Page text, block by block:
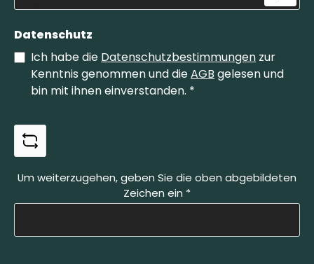
Datenschutz
Ich habe die Datenschutzbestimmungen zur
Kenntnis genommen und dieAGB gelesen und
bin mit ihnen einverstanden. *
Um weiterzugehen, geben Sie die oben abgebildeten
Zeichen ein *